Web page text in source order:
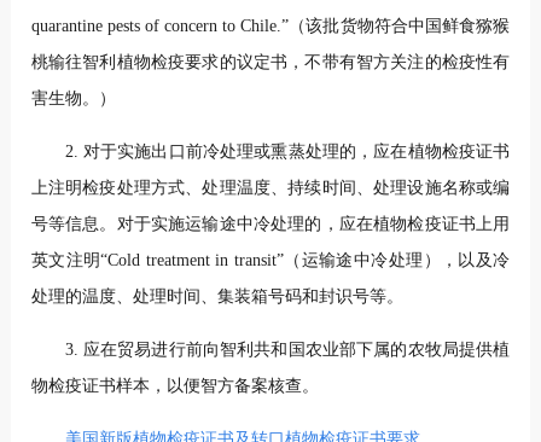
quarantine pests of concern to Chile.”（该批货物符合中国鲜食猕猴
桃输往智利植物检疫要求的议定书，不带有智方关注的检疫性有
害生物。）
2. 对于实施出口前冷处理或熏蒸处理的，应在植物检疫证书
上注明检疫处理方式、处理温度、持续时间、处理设施名称或编
号等信息。对于实施运输途中冷处理的，应在植物检疫证书上用
英文注明“Cold treatment in transit”（运输途中冷处理），以及冷
处理的温度、处理时间、集装箱号码和封识号等。
3. 应在贸易进行前向智利共和国农业部下属的农牧局提供植
物检疫证书样本，以便智方备案核查。